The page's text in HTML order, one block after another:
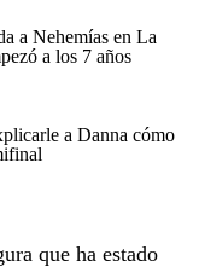
a Nehemías en La
a los 7 años
a Danna cómo
que ha estado